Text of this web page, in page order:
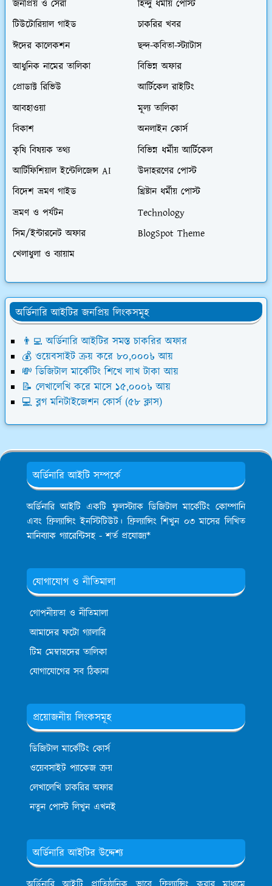
জনপ্রিয় ও সেরা
হিন্দু ধর্মীয় পোস্ট
টিউটোরিয়াল গাইড
চাকরির খবর
ঈদের কালেকশন
ছন্দ-কবিতা-স্ট্যাটাস
আধুনিক নামের তালিকা
বিভিন্ন অফার
প্রোডাক্ট রিভিউ
আর্টিকেল রাইটিং
আবহাওয়া
মূল্য তালিকা
বিকাশ
অনলাইন কোর্স
কৃষি বিষয়ক তথ্য
বিভিন্ন ধর্মীয় আর্টিকেল
আর্টিফিশিয়াল ইন্টেলিজেন্স AI
উদাহরণের পোস্ট
বিদেশ ভ্রমণ গাইড
খ্রিষ্টান ধর্মীয় পোস্ট
ভ্রমণ ও পর্যটন
Technology
সিম/ইন্টারনেট অফার
BlogSpot Theme
খেলাধুলা ও ব্যায়াম
অর্ডিনারি আইটির জনপ্রিয় লিংকসমূহ
👨‍💻 অর্ডিনারি আইটির সমস্ত চাকরির অফার
💰 ওয়েবসাইট ক্রয় করে ৮০,০০০৳ আয়
💸 ডিজিটাল মার্কেটিং শিখে লাখ টাকা আয়
📝 লেখালেখি করে মাসে ১৫,০০০৳ আয়
💻 ব্লগ মনিটাইজেশন কোর্স (৫৮ ক্লাস)
অর্ডিনারি আইটি সম্পর্কে
অর্ডিনারি আইটি একটি ফুলস্ট্যাক ডিজিটাল মার্কেটিং কোম্পানি
এবং ফ্রিল্যান্সিং ইনস্টিটিউট। ফ্রিল্যান্সিং শিখুন ০৩ মাসের লিখিত
মানিব্যাক গ্যারেন্টিসহ - শর্ত প্রযোজ্য*
যোগাযোগ ও নীতিমালা
গোপনীয়তা ও নীতিমালা
আমাদের ফটো গ্যালারি
টিম মেম্বারদের তালিকা
যোগাযোগের সব ঠিকানা
প্রয়োজনীয় লিংকসমূহ
ডিজিটাল মার্কেটিং কোর্স
ওয়েবসাইট প্যাকেজ ক্রয়
লেখালেখি চাকরির অফার
নতুন পোস্ট লিখুন এখনই
অর্ডিনারি আইটির উদ্দেশ্য